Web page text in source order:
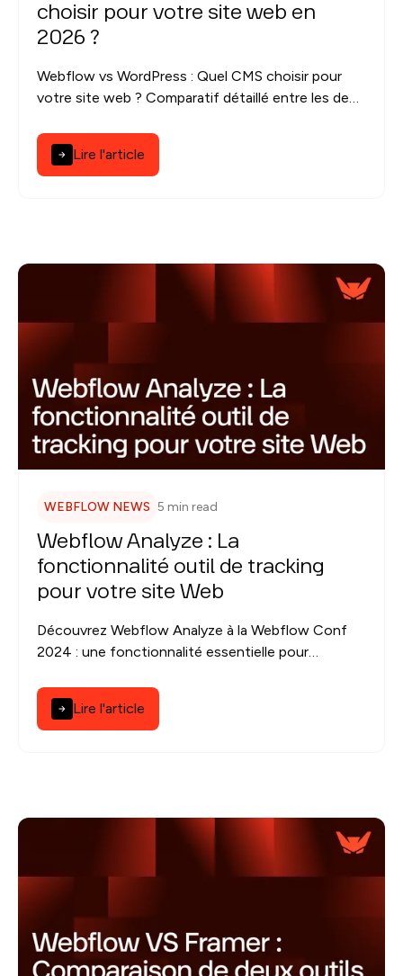
choisir pour votre site web en
2026 ?
Webflow vs WordPress : Quel CMS choisir pour
votre site web ? Comparatif détaillé entre les deux
Lire l'article
WEBFLOW NEWS 5 min read
Webflow Analyze : La
fonctionnalité outil de tracking
pour votre site Web
Découvrez Webflow Analyze à la Webflow Conf
2024 : une fonctionnalité essentielle pour
améliorer votre performance.
Lire l'article